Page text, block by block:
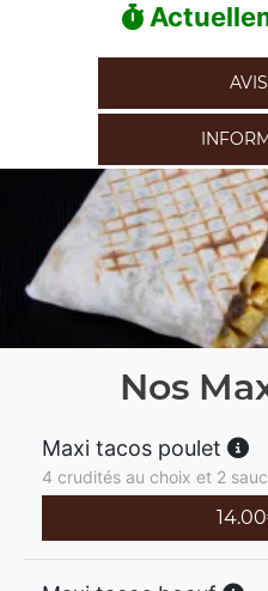
Nos
Maxi tacos poulet
4 crudités au choix et 2
14.00